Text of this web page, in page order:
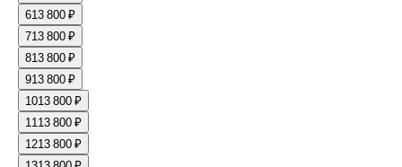
613 800 ₽
713 800 ₽
813 800 ₽
913 800 ₽
1013 800 ₽
1113 800 ₽
1213 800 ₽